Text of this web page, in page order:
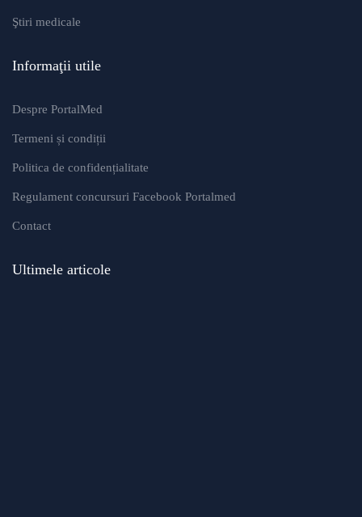
Ştiri medicale
Informaţii utile
Despre PortalMed
Termeni și condiții
Politica de confidențialitate
Regulament concursuri Facebook Portalmed
Contact
Ultimele articole